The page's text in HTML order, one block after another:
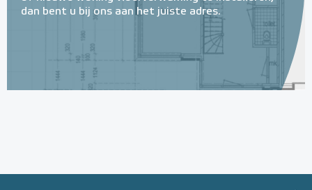
dan bent u bij ons aan het juiste adres.